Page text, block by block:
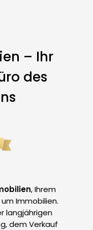
– Ihr
des
, Ihrem
Immobilien.
langjährigen
dem Verkauf